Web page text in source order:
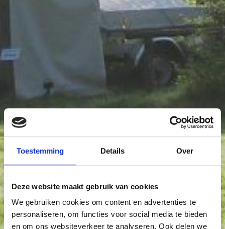
Toestemming Details Over
Deze website maakt gebruik van cookies
We gebruiken cookies om content en advertenties te
personaliseren, om functies voor social media te bieden
en om ons websiteverkeer te analyseren. Ook delen we